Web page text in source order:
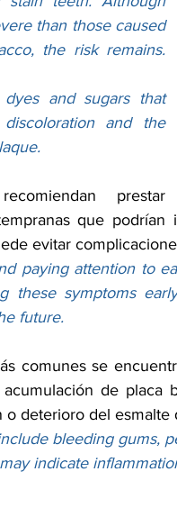
than those caused
the risk remains.
and sugars that
and the
prestar
que
evitar
paying attention to
these symptoms
future.
comunes se
de placa
o deterioro del esmalte
bleeding gums,
indicate